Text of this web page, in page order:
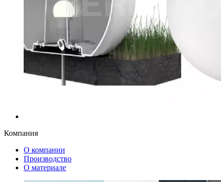
Компания
О компании
Производство
О материале